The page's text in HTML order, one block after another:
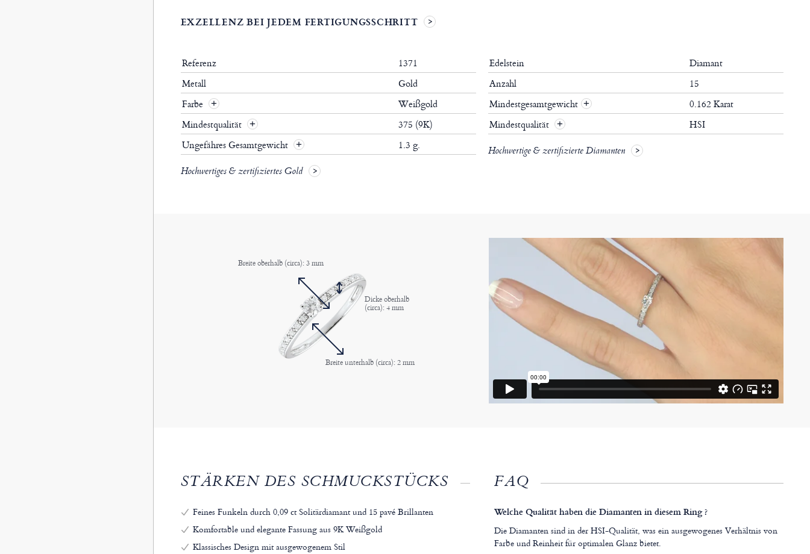
EXZELLENZ BEI JEDEM FERTIGUNGSSCHRITT
Referenz
1371
Metall
Gold
Farbe
Weißgold
Mindestqualität
375 (9K)
Ungefähres Gesamtgewicht
1.3 g.
Hochwertiges & zertifiziertes Gold
Edelstein
Diamant
Anzahl
15
Mindestgesamtgewicht +
0.162 Karat
Mindestqualität
+ HSI
Hochwertige & zertifizierte Diamanten
Breite oberhalb (circa): 3 mm
Dicke oberhalb
(circa): 4 mm
Breite unterhalb (circa): 2 mm
STÄRKEN DES SCHMUCKSTÜCKS
Feines Funkeln durch 0,09 ct Solitärdiamant und 15 pavé Brillanten
Komfortable und elegante Fassung aus 9K Weißgold
Klassisches Design mit ausgewogenem Stil
FAQ
Welche Qualität haben die Diamanten in diesem Ring ?
Die Diamanten sind in der HSI-Qualität, was ein ausgewogenes Verhältnis von
Farbe und Reinheit für optimalen Glanz bietet.